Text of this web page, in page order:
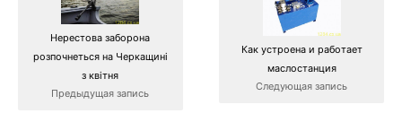
Нерестова заборона
розпочнеться на Черкащині
з квітня
Предыдущая запись
Как устроена и работает
маслостанция
Следующая запись